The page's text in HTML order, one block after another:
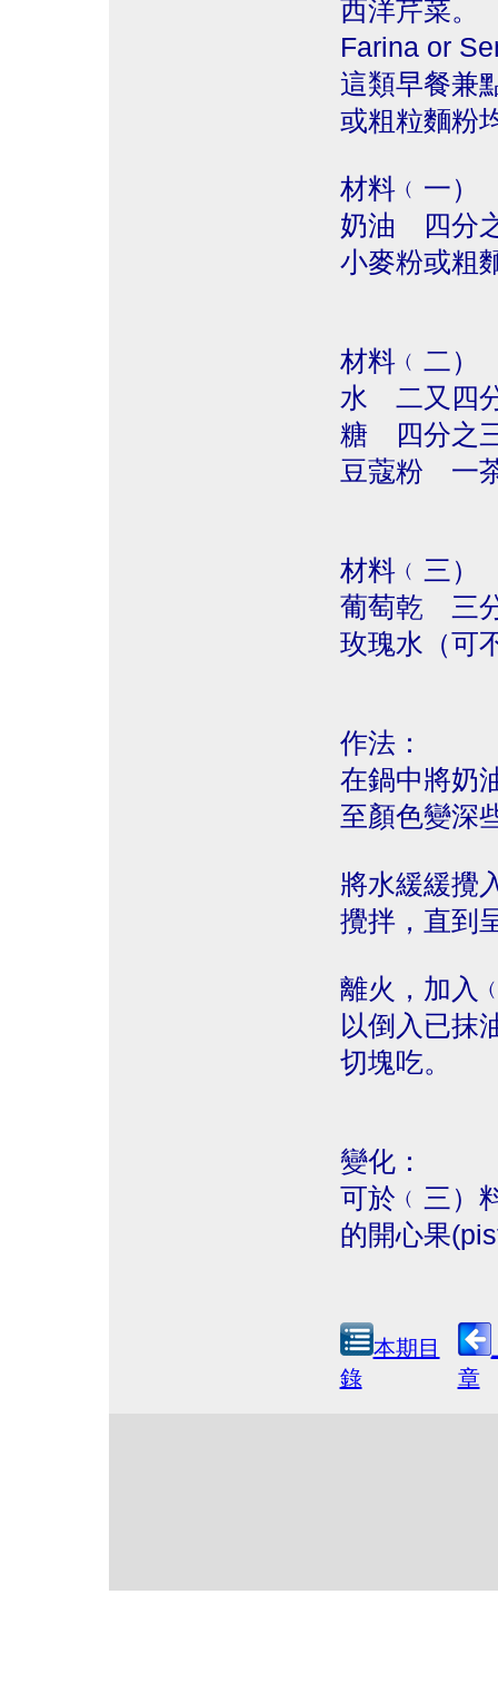
西洋芹菜。
Farina or
這類早餐兼
或粗粒麵粉
材料﹙一）
奶油 四分
小麥粉或粗
材料﹙二）
水 二又四
糖 四分之
豆蔻粉 一
材料﹙三）
葡萄乾 三
玫瑰水（可
作法：
在鍋中將奶
至顏色變深
將水緩緩攪
攪拌，直到
離火，加入
以倒入已抹
切塊吃。
變化：
可於﹙三）
的開心果
本期目
錄
章